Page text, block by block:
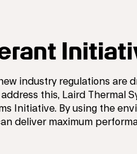
industry regulations are
this, Laird Thermal
Initiative. By using the
deliver maximum